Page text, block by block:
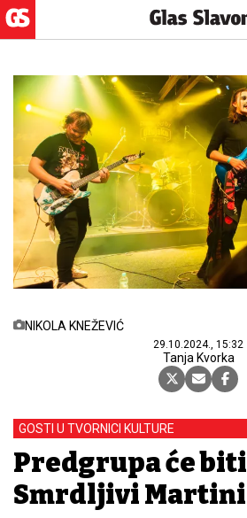
NIKOLA KNEŽEVIĆ
29.10.2024., 15:32
Tanja Kvorka
GOSTI U TVORNICI KULTURE
Predgrupa će biti
Smrdljivi Martini